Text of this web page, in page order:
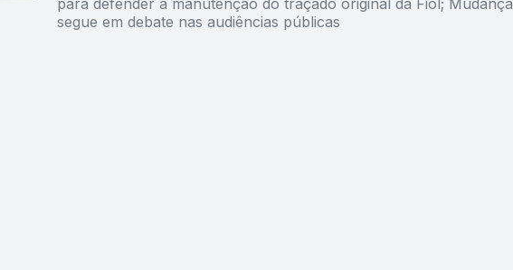
para defender a manutenção do traçado original da Fiol; Mudança
segue em debate nas audiências públicas